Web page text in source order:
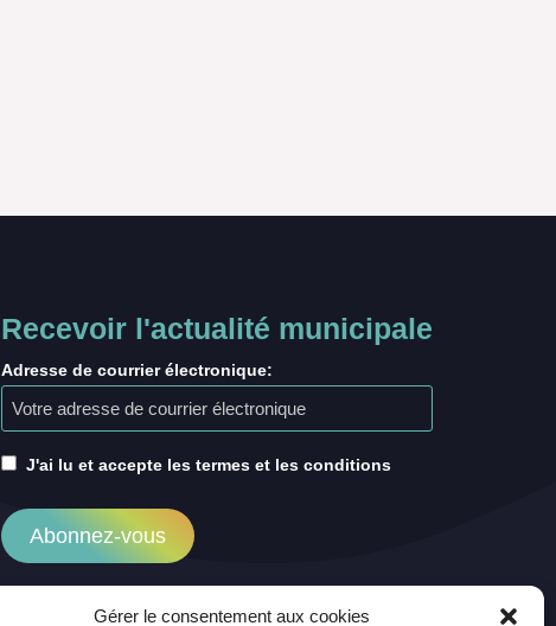
Gérer le consentement aux cookies
Recevoir l'actualité municipale
Adresse de courrier électronique:
J'ai lu et accepte les termes et les conditions